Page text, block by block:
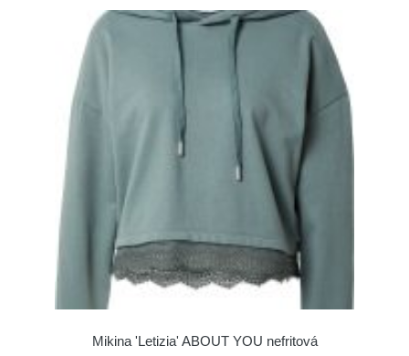
Mikina 'Letizia' ABOUT YOU nefritová